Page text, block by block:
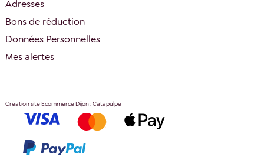
Adresses
Bons de réduction
Données Personnelles
Mes alertes
Création site Ecommerce Dijon : Catapulpe